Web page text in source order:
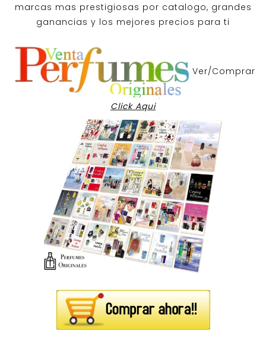
marcas mas prestigiosas por catalogo, grandes
ganancias y los mejores precios para ti
Ver/Comprar
Click Aqui